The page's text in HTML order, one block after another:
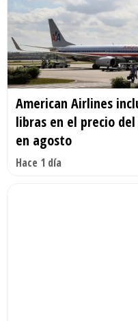
American Airlines
libras en el precio
en agosto
Hace 1 día